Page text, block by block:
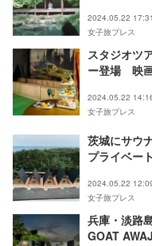
2024.05.22 17:31
女子旅プレス
スタジオツ
ー登場 映
2024.05.22
女子旅プレス
茨城にサウ
プライベー
2024.05.22
女子旅プレス
兵庫・淡路
GOAT